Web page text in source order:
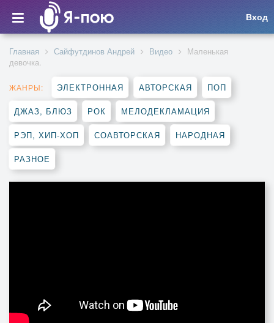
Вход
Главная Сайфутдинов Андрей Видео
Маленькая
девочка.
ЖАНРЫ: ЭЛЕКТРОННАЯ АВТОРСКАЯ ПОП
ДЖАЗ, БЛЮЗ РОК МЕЛОДЕКЛАМАЦИЯ
РЭП, ХИП-ХОП СОАВТОРСКАЯ НАРОДНАЯ
РАЗНОЕ